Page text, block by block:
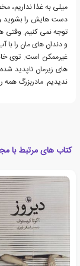
میلی به غذا نداریم،
دست هایش را بشوید
توجه نمی کنیم. وقتی
و دندان های مان را
غیرممکن است. توی
های زیرمان ناپدید شده
ندیدیم. مادربزرگ همه
کتاب های مرتبط با